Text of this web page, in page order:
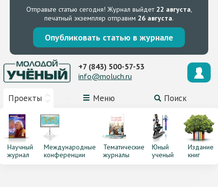
Отправьте статью сегодня! Журнал выйдет 22 августа,
печатный экземпляр отправим 26 августа.
Опубликовать статью в журнале
Проекты Меню Поиск
+7 (843) 500-57-53
info@moluch.ru
Научный
журнал
Международные
конференции
Тематические
журналы
Юный
ученый
Издание
книг